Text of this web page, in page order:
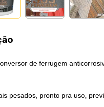
de ferrugem
pesados, pronto pra uso,